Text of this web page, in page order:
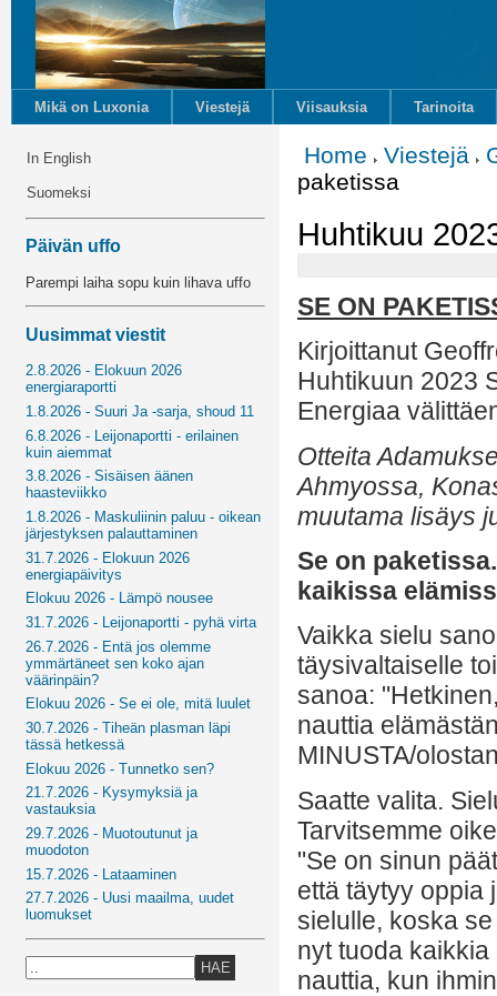
Mikä on Luxonia Viestejä Viisauksia Tarinoita
In English
Suomeksi
Päivän uffo
Parempi laiha sopu kuin lihava uffo
Uusimmat viestit
2.8.2026 - Elokuun 2026
energiaraportti
1.8.2026 - Suuri Ja -sarja, shoud 11
6.8.2026 - Leijonaportti - erilainen
kuin aiemmat
3.8.2026 - Sisäisen äänen
haasteviikko
1.8.2026 - Maskuliinin paluu - oikean
järjestyksen palauttaminen
31.7.2026 - Elokuun 2026
energiapäivitys
Elokuu 2026 - Lämpö nousee
31.7.2026 - Leijonaportti - pyhä virta
26.7.2026 - Entä jos olemme
ymmärtäneet sen koko ajan
väärinpäin?
Elokuu 2026 - Se ei ole, mitä luulet
30.7.2026 - Tiheän plasman läpi
tässä hetkessä
Elokuu 2026 - Tunnetko sen?
21.7.2026 - Kysymyksiä ja
vastauksia
29.7.2026 - Muotoutunut ja
muodoton
15.7.2026 - Lataaminen
27.7.2026 - Uusi maailma, uudet
luomukset
HAE
Home Viestejä
paketissa
Huhtikuu
SE ON
Kirjoittanut
Huhtikuun 2023
Energiaa
Otteita
Ahmyossa,
muutama lisäys
Se on
kaikissa
Vaikka sielu
täysivaltaiselle
sanoa:
nauttia
MINUSTA/
Saatte valita.
Tarvitsemme
"Se on sinun
että täytyy oppia
sielulle, koska
nyt tuoda
nauttia, kun